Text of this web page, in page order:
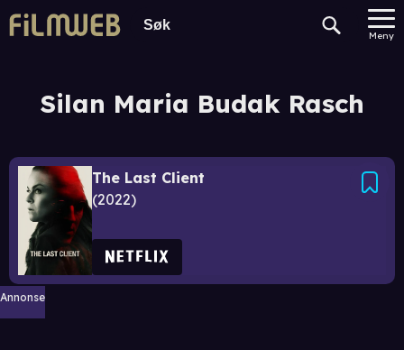
Meny
Silan Maria Budak Rasch
The Last Client
2022
Annonse